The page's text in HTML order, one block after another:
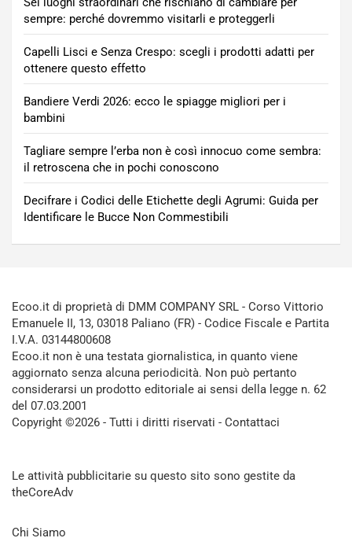
sempre: perché dovremmo visitarli e proteggerli
Capelli Lisci e Senza Crespo: scegli i prodotti adatti per
ottenere questo effetto
Bandiere Verdi 2026: ecco le spiagge migliori per i
bambini
Tagliare sempre l’erba non è così innocuo come sembra:
il retroscena che in pochi conoscono
Decifrare i Codici delle Etichette degli Agrumi: Guida per
Identificare le Bucce Non Commestibili
Ecoo.it di proprietà di DMM COMPANY SRL - Corso Vittorio
Emanuele II, 13, 03018 Paliano (FR) - Codice Fiscale e Partita
I.V.A. 03144800608
Ecoo.it non è una testata giornalistica, in quanto viene
aggiornato senza alcuna periodicità. Non può pertanto
considerarsi un prodotto editoriale ai sensi della legge n. 62
del 07.03.2001
Copyright ©2026 - Tutti i diritti riservati - Contattaci
Le attività pubblicitarie su questo sito sono gestite da
theCoreAdv
Chi Siamo